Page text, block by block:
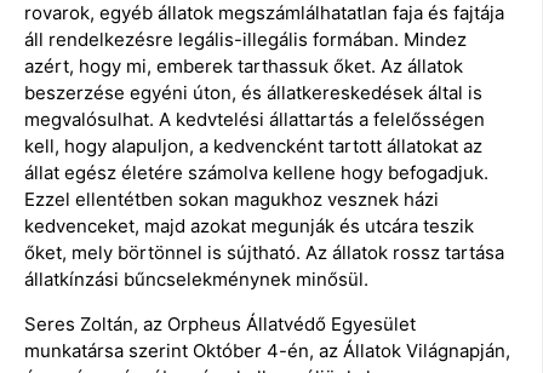
rovarok, egyéb állatok megszámlálhatatlan faja és fajtája
áll rendelkezésre legális-illegális formában. Mindez
azért, hogy mi, emberek tarthassuk őket. Az állatok
beszerzése egyéni úton, és állatkereskedések által is
megvalósulhat. A kedvtelési állattartás a felelősségen
kell, hogy alapuljon, a kedvencként tartott állatokat az
állat egész életére számolva kellene hogy befogadjuk.
Ezzel ellentétben sokan magukhoz vesznek házi
kedvenceket, majd azokat megunják és utcára teszik
őket, mely börtönnel is sújtható. Az állatok rossz tartása
állatkínzási bűncselekménynek minősül.
Seres Zoltán, az Orpheus Állatvédő Egyesület
munkatársa szerint Október 4-én, az Állatok Világnapján,